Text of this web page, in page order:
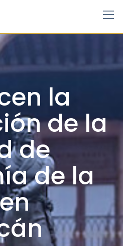
la
de la
de
de la